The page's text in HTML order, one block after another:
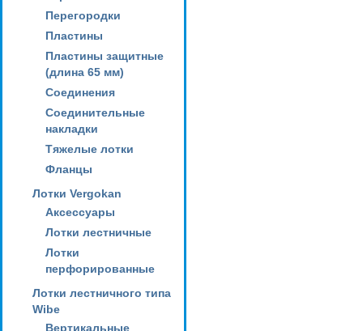
Перегородки
Пластины
Пластины защитные
(длина 65 мм)
Соединения
Соединительные
накладки
Тяжелые лотки
Фланцы
Лотки Vergokan
Аксессуары
Лотки лестничные
Лотки
перфорированные
Лотки лестничного типа
Wibe
Вертикальные